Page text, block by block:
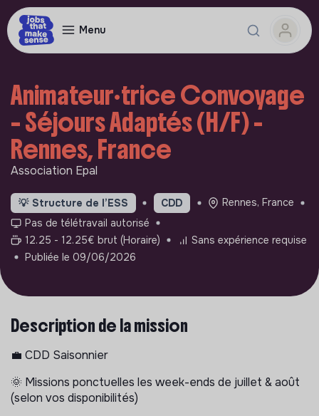
Menu
Animateur·trice Convoyage
– Séjours Adaptés (H/F) -
Rennes, France
Association Epal
💡 Structure de l’ESS CDD
Rennes, France
Pas de télétravail autorisé
12.25 - 12.25€ brut (Horaire)
Sans expérience requise
Publiée le 09/06/2026
Description de la mission
💼 CDD Saisonnier
🌞 Missions ponctuelles les week-ends de juillet & août
(selon vos disponibilités)